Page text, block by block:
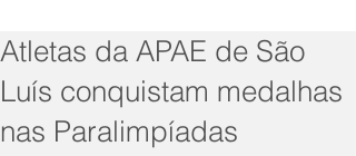
Atletas da APAE de São
Luís conquistam medalhas
nas Paralimpíadas